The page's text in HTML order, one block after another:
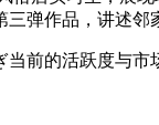
弹作品，讲述邻
前的活跃度与